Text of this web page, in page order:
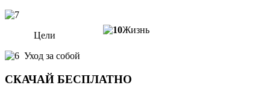
Цели
Жизнь
Уход за собой
СКАЧАЙ БЕСПЛАТНО